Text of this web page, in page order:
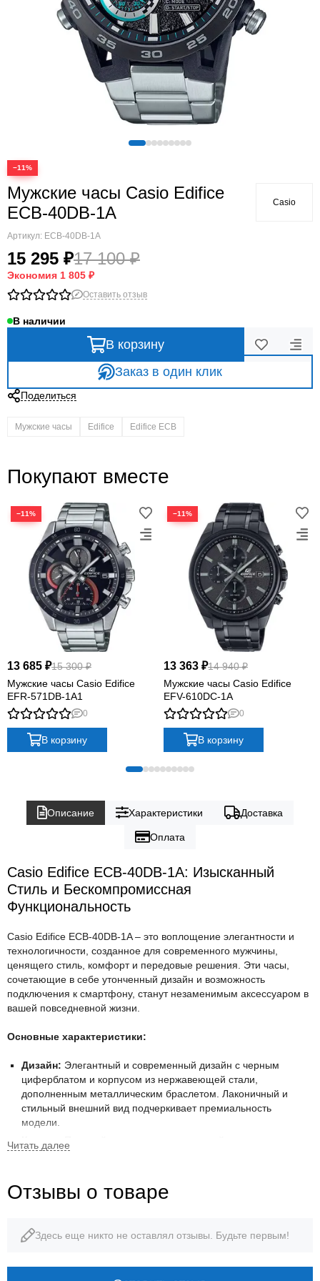
−11%
Мужские часы Casio Edifice
ECB-40DB-1A
Артикул: ECB-40DB-1A
15 295 ₽17 100 ₽
Экономия 1 805 ₽
Casio
Оставить отзыв
В наличии
В корзину
Заказ в один клик
Поделиться
Мужские часы Edifice Edifice ECB
Покупают вместе
−11%
13 685 ₽15 300 ₽
Мужские часы Casio Edifice
EFR-571DB-1A1
0
В корзину
−11%
13 363 ₽14 940 ₽
Мужские часы Casio Edifice
EFV-610DC-1A
0
В корзину
Описание Характеристики Доставка
Оплата
Casio Edifice ECB-40DB-1A: Изысканный
Стиль и Бескомпромиссная
Функциональность
Casio Edifice ECB-40DB-1A – это воплощение элегантности и
технологичности, созданное для современного мужчины,
ценящего стиль, комфорт и передовые решения. Эти часы,
сочетающие в себе утонченный дизайн и возможность
подключения к смартфону, станут незаменимым аксессуаром в
вашей повседневной жизни.
Основные характеристики:
Дизайн: Элегантный и современный дизайн с черным
циферблатом и корпусом из нержавеющей стали,
дополненным металлическим браслетом. Лаконичный и
стильный внешний вид подчеркивает премиальность
модели.
обеспечивает долговечность и защиту от повреждений.
раскладывающейся застежкой обеспечивает комфортную
посадку на запястье и надежную фиксацию.
стрелками, обеспечивающими отличную читаемость.
Отзывы о товаре
Здесь еще никто не оставлял отзывы. Будьте первым!